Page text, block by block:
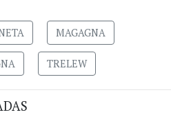
MAGAGNA
TRELEW